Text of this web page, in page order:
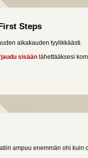
Steps
aikakauden tyylikkäästi.
The Fantastic Four: First
sisään lähettääksesi
ampuu enemmän ohi kuin